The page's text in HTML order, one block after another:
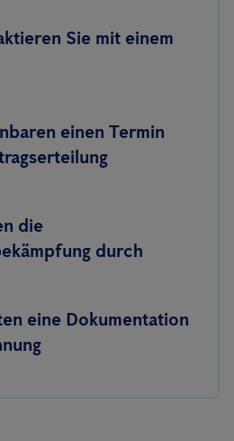
Sie mit einem
einen Termin
die
durch
eine Dokumentation